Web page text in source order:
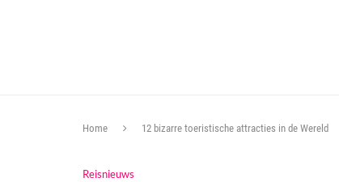
Home 12 bizarre toeristische attracties in de Wereld
Reisnieuws